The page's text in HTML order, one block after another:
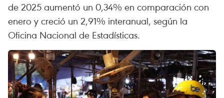
de 2025 aumentó un 0,34% en comparación con
enero y creció un 2,91% interanual, según la
Oficina Nacional de Estadísticas.